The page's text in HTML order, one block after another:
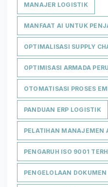
MANAJER LOGISTIK
MANFAAT AI UNTUK
OPTIMALISASI SUPPLY
OPTIMISASI ARMADA
OTOMATISASI PROSES
PANDUAN ERP LOGISTIK
PELATIHAN MANAJEMEN
PENGARUH ISO 9001
PENGELOLAAN